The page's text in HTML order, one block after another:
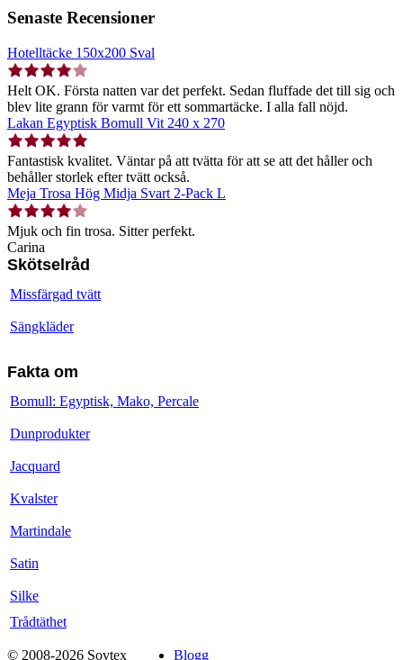
Senaste Recensioner
Hotelltäcke 150x200 Sval
Helt OK. Första natten var det perfekt. Sedan fluffade det till sig och
blev lite grann för varmt för ett sommartäcke. I alla fall nöjd.
Lakan Egyptisk Bomull Vit 240 x 270
Fantastisk kvalitet. Väntar på att tvätta för att se att det håller och
behåller storlek efter tvätt också.
Meja Trosa Hög Midja Svart 2-Pack L
Mjuk och fin trosa. Sitter perfekt.
Carina
Skötselråd
Missfärgad tvätt
Sängkläder
Fakta om
Bomull: Egyptisk, Mako, Percale
Dunprodukter
Jacquard
Kvalster
Martindale
Satin
Silke
Trådtäthet
© 2008-2026 Sovtex Blogg